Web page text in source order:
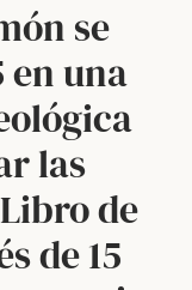
se
en una
las
de
de 15